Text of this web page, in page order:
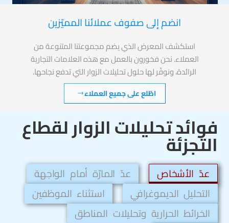
انضم إلى صفوف عملائنا المميّزين
استكشف المعرض الذي يضم مجموعتنا المتنوعة من
العملاء. نحن فخورون بالعمل مع هذه العلامات التجارية
الرائدة، ونوفّر لها حلول تحليلات الزوار التي تدفع نجاحها.
اطّلع على جميع العملاء
فوائد تحليلات الزوار لقطاع
التجزئة
عدّ الأشخاص
عدّ المارّة أمام الواجهة
التحليل الديموغرافي
استثناء الموظفين
الخرائط الحرارية وتحليلات المناطق